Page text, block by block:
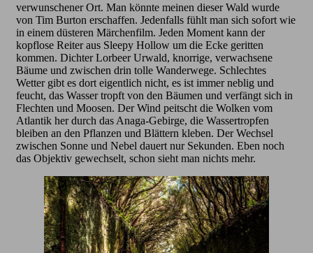
verwunschener Ort. Man könnte meinen dieser Wald wurde
von Tim Burton erschaffen. Jedenfalls fühlt man sich sofort wie
in einem düsteren Märchenfilm. Jeden Moment kann der
kopflose Reiter aus Sleepy Hollow um die Ecke geritten
kommen. Dichter Lorbeer Urwald, knorrige, verwachsene
Bäume und zwischen drin tolle Wanderwege. Schlechtes
Wetter gibt es dort eigentlich nicht, es ist immer neblig und
feucht, das Wasser tropft von den Bäumen und verfängt sich in
Flechten und Moosen. Der Wind peitscht die Wolken vom
Atlantik her durch das Anaga-Gebirge, die Wassertropfen
bleiben an den Pflanzen und Blättern kleben. Der Wechsel
zwischen Sonne und Nebel dauert nur Sekunden. Eben noch
das Objektiv gewechselt, schon sieht man nichts mehr.